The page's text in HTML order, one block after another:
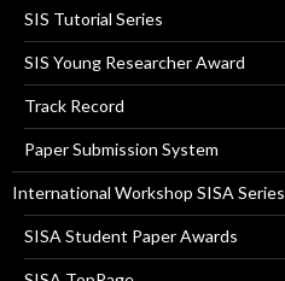
SIS Tutorial Series
SIS Young Researcher Award
Track Record
Paper Submission System
International Workshop SISA Series
SISA Student Paper Awards